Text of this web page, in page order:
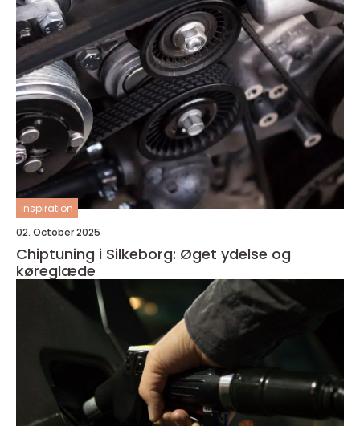
inspiration
02. October 2025
Chiptuning i Silkeborg: Øget ydelse og
køreglæde